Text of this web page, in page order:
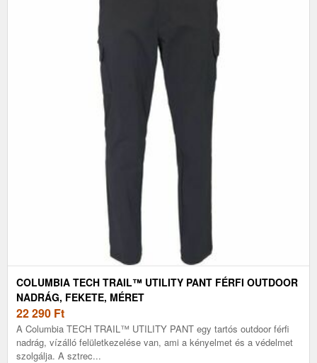
COLUMBIA TECH TRAIL™ UTILITY PANT FÉRFI OUTDOOR
NADRÁG, FEKETE, MÉRET
22 290 Ft
A Columbia TECH TRAIL™ UTILITY PANT egy tartós outdoor férfi
nadrág, vízálló felületkezelése van, ami a kényelmet és a védelmet
szolgálja. A sztrec...